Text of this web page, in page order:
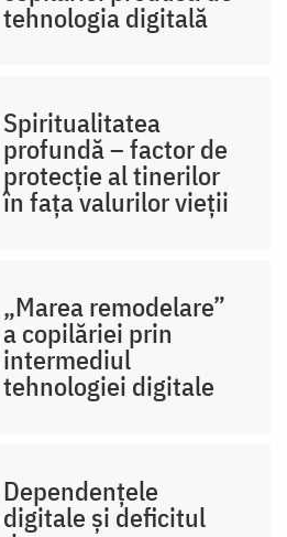
tehnologia digitală
Spiritualitatea
profundă – factor de
protecție al tinerilor
în fața valurilor vieții
„Marea remodelare”
a copilăriei prin
intermediul
tehnologiei digitale
Dependențele
digitale și deficitul